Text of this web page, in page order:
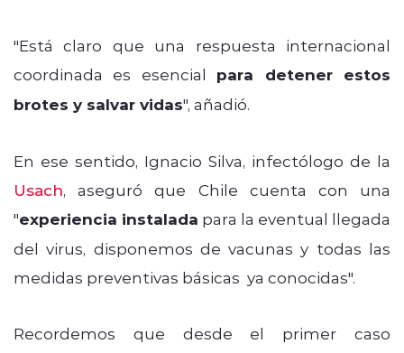
"Está claro que una respuesta internacional
coordinada es esencial para detener estos
brotes y salvar vidas", añadió.
En ese sentido, Ignacio Silva, infectólogo de la
Usach, aseguró que Chile cuenta con una
"experiencia instalada para la eventual llegada
del virus, disponemos de vacunas y todas las
medidas preventivas básicas ya conocidas".
Recordemos que desde el primer caso